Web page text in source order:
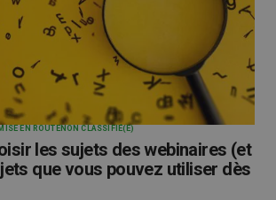
MISE EN ROUTENON CLASSIFIÉ(E)
les sujets des webinaires (et
que vous pouvez utiliser dès